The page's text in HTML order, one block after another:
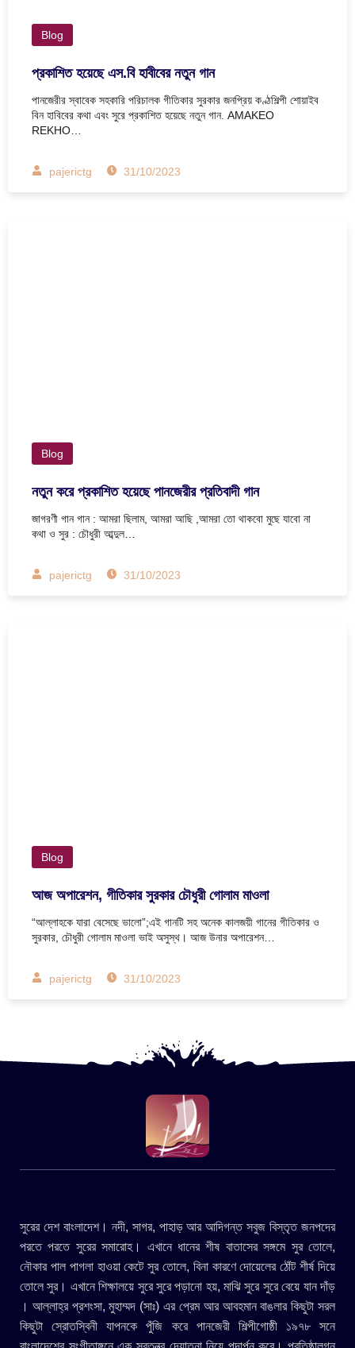
Blog
প্রকাশিত হয়েছে এস.বি হাবীবের নতুন গান
পানজেরীর স্বাবেক সহকারি পরিচালক গীতিকার সুরকার জনপ্রিয় কণ্ঠশিল্পী শোয়াইব
বিন হাবিবের কথা এবং সুরে প্রকাশিত হয়েছে নতুন গান. AMAKEO
REKHO…
pajerictg 31/10/2023
Blog
নতুন করে প্রকাশিত হয়েছে পানজেরীর প্রতিবাদী গান
জাগরণী গান গান : আমরা ছিলাম, আমরা আছি ,আমরা তো থাকবো মুছে যাবো না
কথা ও সুর : চৌধুরী আব্দুল…
pajerictg 31/10/2023
Blog
আজ অপারেশন, গীতিকার সুরকার চৌধুরী গোলাম মাওলা
“আল্লাহকে যারা বেসেছে ভালো”;এই গানটি সহ অনেক কালজয়ী গানের গীতিকার ও
সুরকার, চৌধুরী গোলাম মাওলা ভাই অসুস্থ। আজ উনার অপারেশন…
pajerictg 31/10/2023
সুরের দেশ বাংলাদেশ। নদী, সাগর, পাহাড় আর আদিগন্ত সবুজ বিস্তৃত জনপদের
পরতে পরতে সুরের সমারোহ। এখানে ধানের শীষ বাতাসের সঙ্গমে সুর তোলে,
নৌকার পাল পাগলা হাওয়া কেটে সুর তোলে, বিনা কারণে দোয়েলের ঠোঁট শীর্ষ দিয়ে
তোলে সুর। এখানে শিক্ষালয়ে সুরে সুরে পড়ানো হয়, মাঝি সুরে সুরে বেয়ে যান দাঁড়
। আল্লাহ্র প্রশংসা, মুহাম্মদ (সাঃ) এর প্রেম আর আবহমান বাঙলার কিছুটা সরল
কিছুটা স্রোতস্বিনী যাপনকে পুঁজি করে পানজেরী শিল্পীগোষ্ঠী ১৯৭৮ সনে